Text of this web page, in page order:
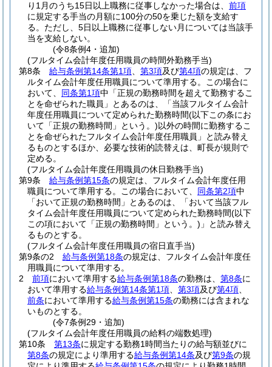
り1月のうち15日以上職務に従事しなかった場合は、 前項
に規定する手当の月額に100分の50を乗じた額を支給す
る。 ただし、5日以上職務に従事しない月については当該手
当を支給しない。
(令8条例4・追加)
(フルタイム会計年度任用職員の時間外勤務手当)
第8条
給与条例第14条第1項 第3項及び第4項の規定は、フ
ルタイム会計年度任用職員について準用する。
この場合に
おいて、 同条第1項中「正規の勤務時間を超えて勤務するこ
とを命ぜられた職員」とあるのは、「当該フルタイム会計
年度任用職員について定められた勤務時間(以下この条にお
いて「正規の勤務時間」という。)以外の時間に勤務するこ
とを命ぜられたフルタイム会計年度任用職員」と読み替え
るものとするほか、必要な技術的読替えは、町長が規則で
定める。
(フルタイム会計年度任用職員の休日勤務手当)
第9条
給与条例第15条の規定は、フルタイム会計年度任用
職員について準用する。
この場合において、 同条第2項中
「おいて正規の勤務時間」とあるのは、「おいて当該フル
タイム会計年度任用職員について定められた勤務時間(以下
この項において「正規の勤務時間」という。) 」と読み替え
るものとする。
(フルタイム会計年度任用職員の宿日直手当)
第9条の2
給与条例第18条の規定は、フルタイム会計年度任
用職員について準用する。
2
前項において準用する給与条例第18条の勤務は、 第8条に
おいて準用する給与条例第14条第1項 第3項及び第4項
前条において準用する給与条例第15条の勤務には含まれな
いものとする。
(令7条例29・追加)
(フルタイム会計年度任用職員の給料の端数処理)
第10条
第13条に規定する勤務1時間当たりの給与額並びに
第8条の規定により準用する給与条例第14条及び第9条の規